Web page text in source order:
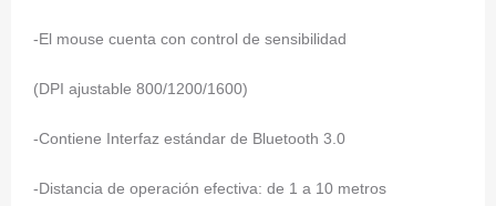
-El mouse cuenta con control de sensibilidad
(DPI ajustable 800/1200/1600)
-Contiene Interfaz estándar de Bluetooth 3.0
-Distancia de operación efectiva: de 1 a 10 metros